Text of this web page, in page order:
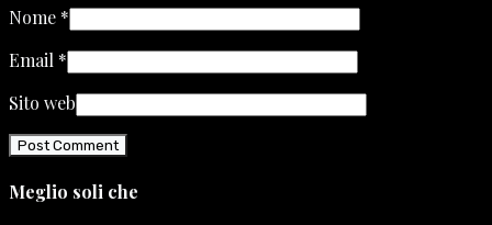
Nome *
Email *
Sito web
Meglio soli che